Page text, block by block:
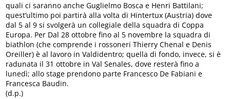
quali ci saranno anche Guglielmo Bosca e Henri Battilani;
quest’ultimo poi partirà alla volta di Hintertux (Austria) dove
dal 5 al 9 si svolgerà un collegiale della squadra di Coppa
Europa. Per Dal 28 ottobre fino al 5 novembre la squadra di
biathlon (che comprende i rossoneri Thierry Chenal e Denis
Oreiller) è al lavoro in Valdidentro; quella di fondo, invece, si è
radunata il 31 ottobre in Val Senales, dove resterà fino a
lunedì; allo stage prendono parte Francesco De Fabiani e
Francesca Baudin.
(d.p.)